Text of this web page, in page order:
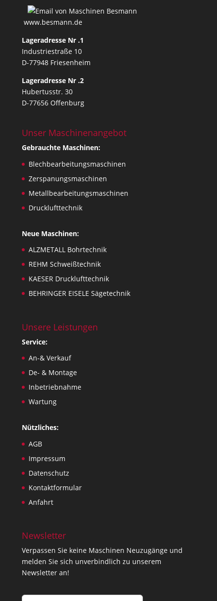
www.besmann.de
Lageradresse Nr .1
Industriestraße 10
D-77948 Friesenheim
Lageradresse Nr .2
Hubertusstr. 30
D-77656 Offenburg
Unser Maschinenangebot
Gebrauchte Maschinen:
Blechbearbeitungsmaschinen
Zerspanungsmaschinen
Metallbearbeitungsmaschinen
Drucklufttechnik
Neue Maschinen:
ALZMETALL Bohrtechnik
REHM Schweißtechnik
KAESER Drucklufttechnik
BEHRINGER EISELE Sägetechnik
Unsere Leistungen
Service:
An-& Verkauf
De- & Montage
Inbetriebnahme
Wartung
Nützliches:
AGB
Impressum
Datenschutz
Kontaktformular
Anfahrt
Newsletter
Verpassen Sie keine Maschinen Neuzugänge und
melden Sie sich unverbindlich zu unserem
Newsletter an!